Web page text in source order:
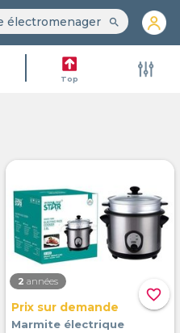
search
Top
favorite_border
2 années
Prix sur demande
Marmite électrique